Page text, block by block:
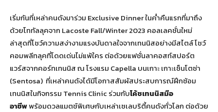
เริ่มกันที่เหล่าคนดังมาร่วม Exclusive Dinner ในค่ำคืนแรกที่มาถึง
ด้วยโททัลลุคจาก Lacoste Fall/Winter 2023 คอลเลคชั่นใหม่
ล่าสุดที่โชว์ความสง่างามแรงบันดาลใจจากเทนนิสอย่างมีสไตล์ โชว์
คอมพลีทลุคที่โดดเด่นไม่แพ้ใคร ต่อด้วยแฟชั่นลาคอสท์สปอร์ต
แวร์สจากคอร์ทเทนนิส ณ โรงแรม Capella บนเกาะ เกาะเซ็นโตซ่า
(Sentosa) ที่เหล่าคนดังได้มีโอกาสสัมผัสประสบการณ์ฝึกซ้อม
เทนนิสในกิจกรรม Tennis Clinic ร่วมกับโค้ชเทนนิสมือ
อาชีพพร้อมดวลแมตช์พิเศษกับเหล่าเซเลบริตี้คนดังทั่วโลก ต่อด้วย